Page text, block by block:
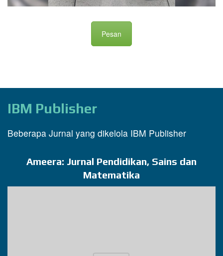
Pesan
IBM Publisher
Beberapa Jurnal yang dikelola IBM Publisher
Ameera: Jurnal Pendidikan, Sains dan
Matematika